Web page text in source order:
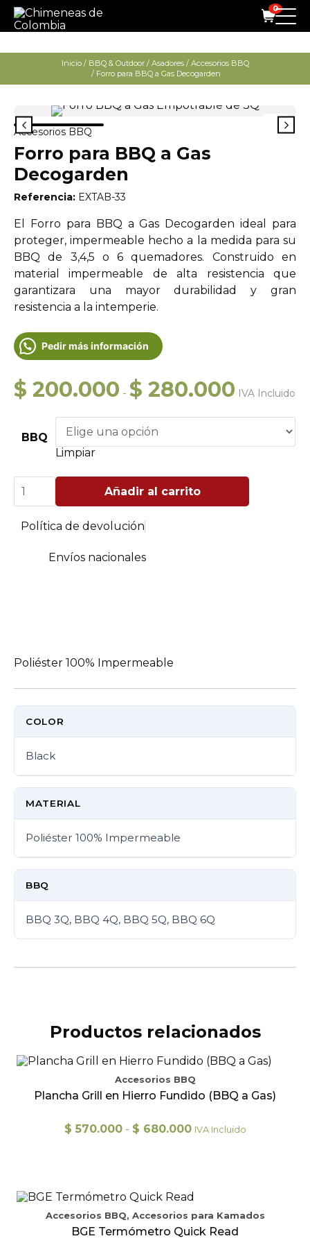
0
Inicio/ BBQ & Outdoor/ Asadores/ Accesorios BBQ
/ Forro para BBQ a Gas Decogarden
Accesorios BBQ
Forro para BBQ a Gas
Decogarden
Referencia: EXTAB-33
El Forro para BBQ a Gas Decogarden ideal para
proteger, impermeable hecho a la medida para su
BBQ de 3,4,5 o 6 quemadores. Construido en
material impermeable de alta resistencia que
garantizara una mayor durabilidad y gran
resistencia a la intemperie.
Pedir más información
$ 200.000 - $ 280.000 de
precios:
$ 200.000
$ 280.000
IVA Incluido
BBQ
Limpiar
Forro
para
BBQ
Gas
cantidad
Añadir al carrito
Política de devolución
Envíos nacionales
Poliéster 100% Impermeable
COLOR
Black
MATERIAL
Poliéster 100% Impermeable
BBQ
BBQ 3Q, BBQ 4Q, BBQ 5Q, BBQ 6Q
Productos relacionados
Accesorios BBQ
Plancha Grill en Hierro Fundido (BBQ a Gas)
$ 570.000 - $ 680.000Rango
hasta
$ 680.000
IVA Incluido
tiene
múltiplesAccesorios BBQ, Accesorios para Kamados
BGE Termómetro Quick Read